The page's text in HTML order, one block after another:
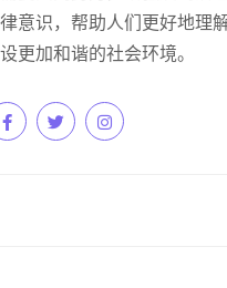
意识，帮助人们更好地理
更加和谐的社会环境。